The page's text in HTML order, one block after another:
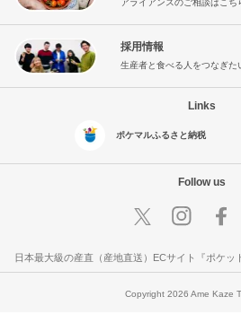
採用情報
生産者と食べる人をつなぎた
Links
ポケマルふるさと納税
Follow us
日本最大級の産直（産地直送）ECサイト『ポケッ
Copyright 2026 Ame Kaze